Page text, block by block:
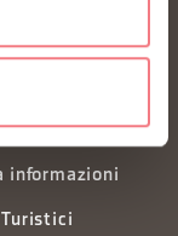
informazioni
Turistici